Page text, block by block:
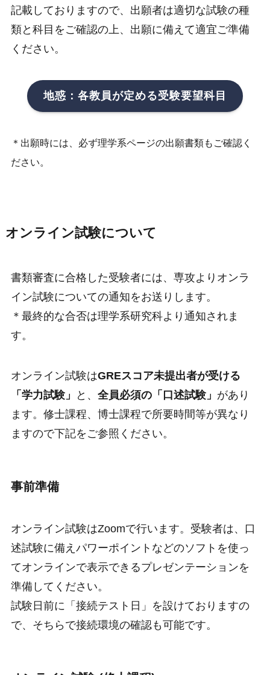
記載しておりますので、出願者は適切な試験の種
類と科目をご確認の上、出願に備えて適宜ご準備
ください。
地惑：各教員が定める受験要望科目
＊出願時には、必ず理学系ページの出願書類もご確認く
ださい。
オンライン試験について
書類審査に合格した受験者には、専攻よりオンラ
イン試験についての通知をお送りします。
＊最終的な合否は理学系研究科より通知されま
す。
オンライン試験はGREスコア未提出者が受ける
「学力試験」
と、 全員必須の「口述試験」 があり
ます。修士課程、博士課程で所要時間等が異なり
ますので下記をご参照ください。
事前準備
オンライン試験はZoomで行います。受験者は、口
述試験に備えパワーポイントなどのソフトを使っ
てオンラインで表示できるプレゼンテーションを
準備してください。
試験日前に「接続テスト日」を設けておりますの
で、そちらで接続環境の確認も可能です。